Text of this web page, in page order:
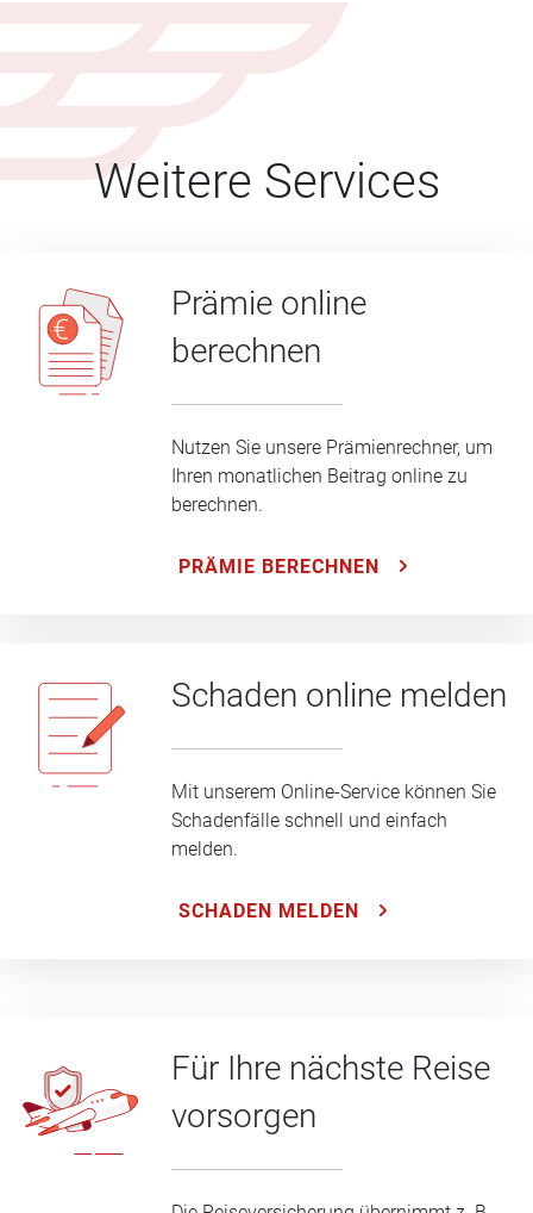
Weitere Services
Prämie online
berechnen
Nutzen Sie unsere Prämienrechner, um
Ihren monatlichen Beitrag online zu
berechnen.
PRÄMIE BERECHNEN
Schaden online melden
Mit unserem Online-Service können Sie
Schadenfälle schnell und einfach
melden.
SCHADEN MELDEN
Für Ihre nächste Reise
vorsorgen